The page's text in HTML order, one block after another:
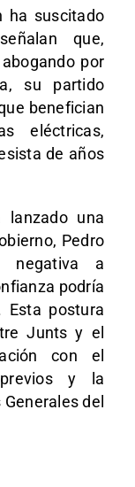
ha suscitado
que,
por
su partido
benefician
eléctricas,
de años
lanzado una
Pedro
negativa a
podría
Esta postura
Junts y el
con el
y la
del